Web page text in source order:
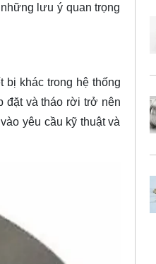
lưu ý quan trọng
khác trong hệ thống
đặt và tháo rời trở nên
yêu cầu kỹ thuật và